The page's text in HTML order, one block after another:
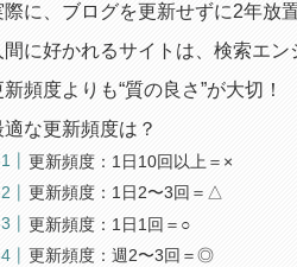
際に、ブログを更新せずに2年放
間に好かれるサイトは、検索エン
新頻度よりも“質の良さ”が大切！
適な更新頻度は？
更新頻度：1日10回以上＝×
更新頻度：1日2〜3回＝△
更新頻度：1日1回＝○
更新頻度：週2〜3回＝◎